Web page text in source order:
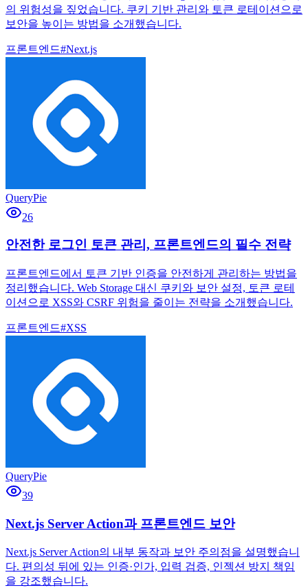
의 위험성을 짚었습니다. 쿠키 기반 관리와 토큰 로테이션으로
보안을 높이는 방법을 소개했습니다.
프론트엔드#Next.js
QueryPie
26
안전한 로그인 토큰 관리, 프론트엔드의 필수 전략
프론트엔드에서 토큰 기반 인증을 안전하게 관리하는 방법을
정리했습니다. Web Storage 대신 쿠키와 보안 설정, 토큰 로테
이션으로 XSS와 CSRF 위험을 줄이는 전략을 소개했습니다.
프론트엔드#XSS
QueryPie
39
Next.js Server Action과 프론트엔드 보안
Next.js Server Action의 내부 동작과 보안 주의점을 설명했습니
다. 편의성 뒤에 있는 인증·인가, 입력 검증, 인젝션 방지 책임
을 강조했습니다.